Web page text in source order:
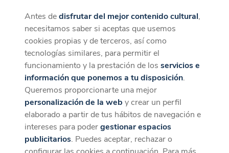
CaixaForum+
La mejor experiencia desde la App
Descargar
Antes dedisfrutar del mejor contenido cultural,
necesitamos saber si aceptas que usemos
cookies propias y de terceros, así como
tecnologías similares, para permitir el
funcionamiento y la prestación de losservicios e
información que ponemos a tu disposición.
Queremos proporcionarte una mejor
personalización de la web y crear un perfil
elaborado a partir de tus hábitos de navegación e
intereses para podergestionar espacios
publicitarios. Puedes aceptar, rechazar o